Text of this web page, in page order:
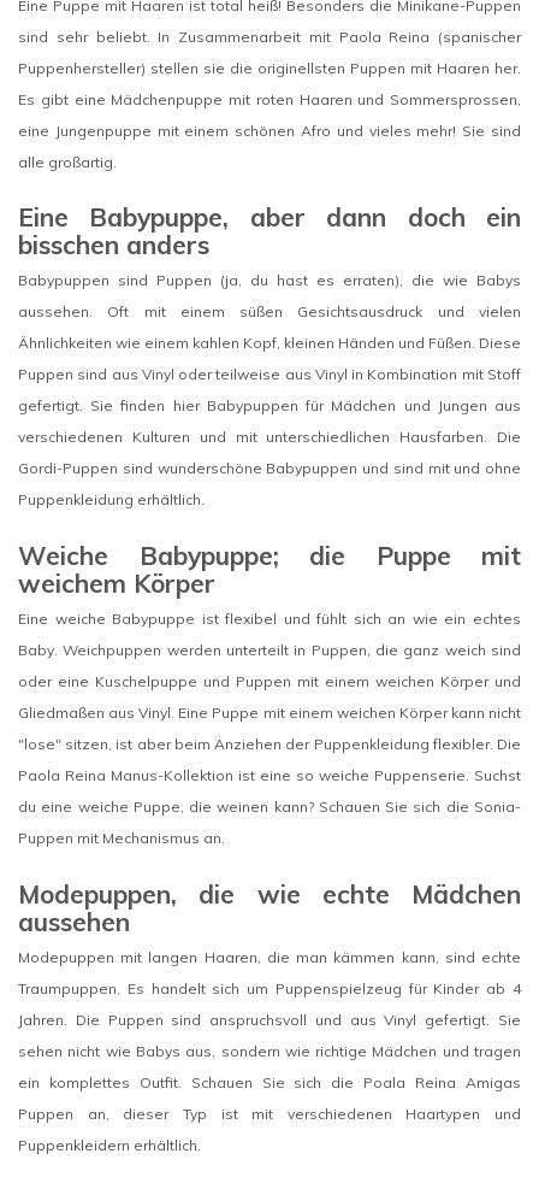
Eine Puppe mit Haaren ist total heiß! Besonders die Minikane-Puppen
sind sehr beliebt. In Zusammenarbeit mit Paola Reina (spanischer
Puppenhersteller) stellen sie die originellsten Puppen mit Haaren her.
Es gibt eine Mädchenpuppe mit roten Haaren und Sommersprossen,
eine Jungenpuppe mit einem schönen Afro und vieles mehr! Sie sind
alle großartig.
Eine Babypuppe, aber dann doch ein
bisschen anders
Babypuppen sind Puppen (ja, du hast es erraten), die wie Babys
aussehen. Oft mit einem süßen Gesichtsausdruck und vielen
Ähnlichkeiten wie einem kahlen Kopf, kleinen Händen und Füßen. Diese
Puppen sind aus Vinyl oder teilweise aus Vinyl in Kombination mit Stoff
gefertigt. Sie finden hier Babypuppen für Mädchen und Jungen aus
verschiedenen Kulturen und mit unterschiedlichen Hausfarben. Die
Gordi-Puppen sind wunderschöne Babypuppen und sind mit und ohne
Puppenkleidung erhältlich.
Weiche Babypuppe; die Puppe mit
weichem Körper
Eine weiche Babypuppe ist flexibel und fühlt sich an wie ein echtes
Baby. Weichpuppen werden unterteilt in Puppen, die ganz weich sind
oder eine Kuschelpuppe und Puppen mit einem weichen Körper und
Gliedmaßen aus Vinyl. Eine Puppe mit einem weichen Körper kann nicht
"lose" sitzen, ist aber beim Anziehen der Puppenkleidung flexibler. Die
Paola Reina Manus-Kollektion ist eine so weiche Puppenserie. Suchst
du eine weiche Puppe, die weinen kann? Schauen Sie sich die Sonia-
Puppen mit Mechanismus an.
Modepuppen, die wie echte Mädchen
aussehen
Modepuppen mit langen Haaren, die man kämmen kann, sind echte
Traumpuppen. Es handelt sich um Puppenspielzeug für Kinder ab 4
Jahren. Die Puppen sind anspruchsvoll und aus Vinyl gefertigt. Sie
sehen nicht wie Babys aus, sondern wie richtige Mädchen und tragen
ein komplettes Outfit. Schauen Sie sich die Poala Reina Amigas
Puppen an, dieser Typ ist mit verschiedenen Haartypen und
Puppenkleidern erhältlich.